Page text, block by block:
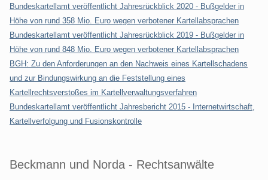
Bundeskartellamt veröffentlicht Jahresrückblick 2020 - Bußgelder in
Höhe von rund 358 Mio. Euro wegen verbotener Kartellabsprachen
Bundeskartellamt veröffentlicht Jahresrückblick 2019 - Bußgelder in
Höhe von rund 848 Mio. Euro wegen verbotener Kartellabsprachen
BGH: Zu den Anforderungen an den Nachweis eines Kartellschadens
und zur Bindungswirkung an die Feststellung eines
Kartellrechtsverstoßes im Kartellverwaltungsverfahren
Bundeskartellamt veröffentlicht Jahresbericht 2015 - Internetwirtschaft,
Kartellverfolgung und Fusionskontrolle
Beckmann und Norda - Rechtsanwälte